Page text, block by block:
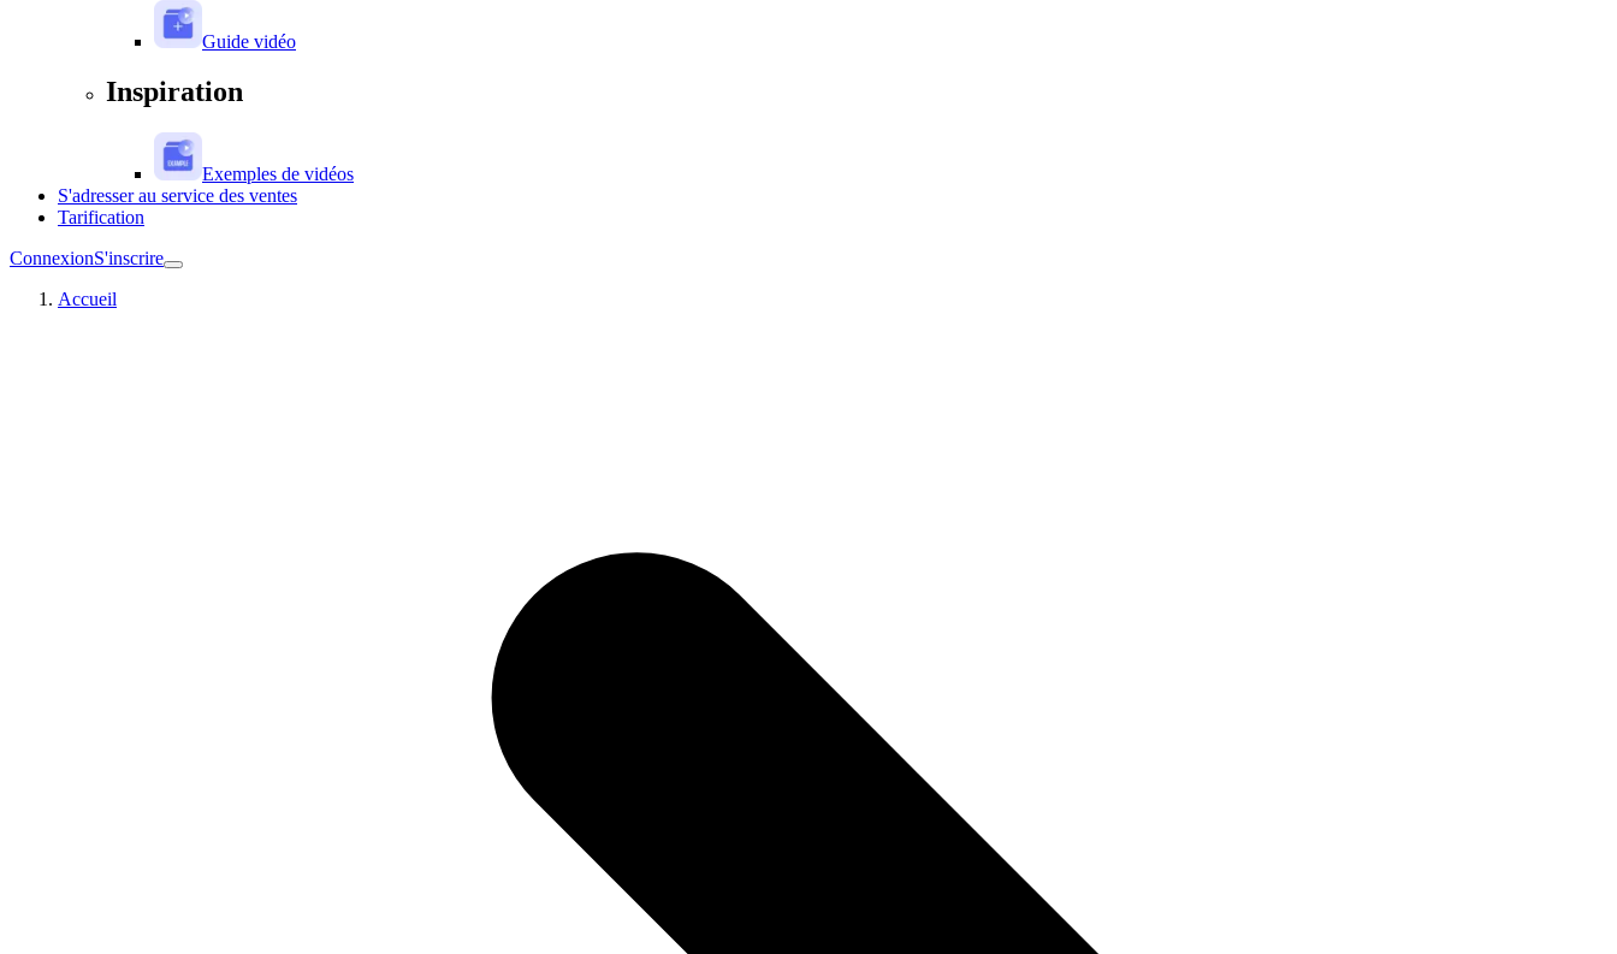
Guide vidéo
Inspiration
Exemples de vidéos
S'adresser au service des ventes
Tarification
ConnexionS'inscrire
Accueil